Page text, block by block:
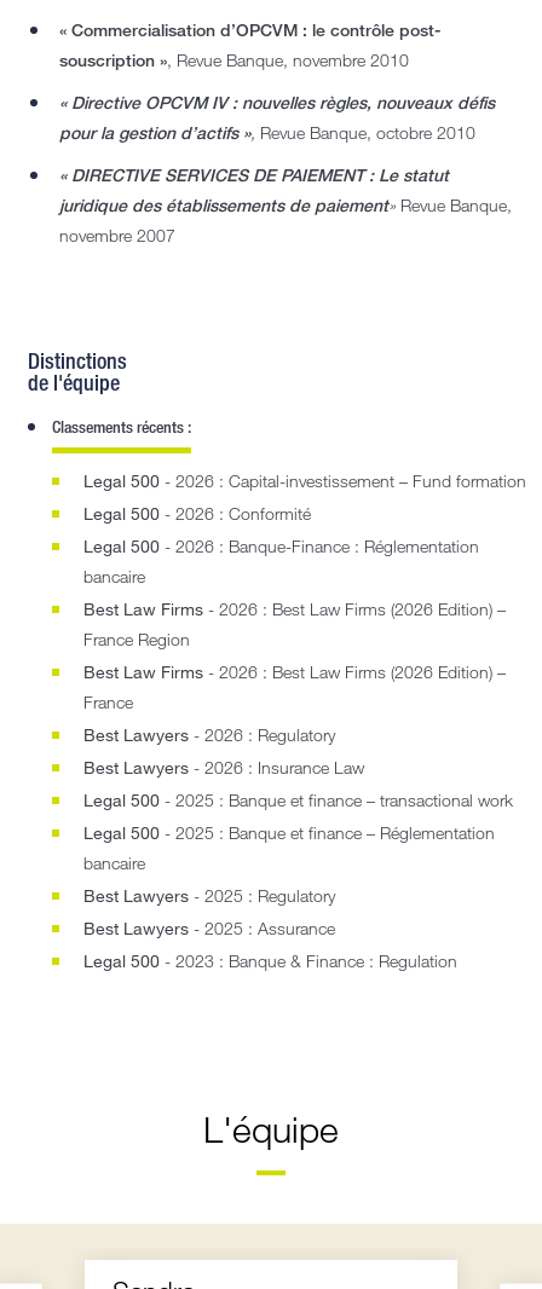
« Commercialisation d’OPCVM : le contrôle post-
souscription », Revue Banque, novembre 2010
« Directive OPCVM IV : nouvelles règles, nouveaux défis
pour la gestion d’actifs », Revue Banque, octobre 2010
« DIRECTIVE SERVICES DE PAIEMENT : Le statut
juridique des établissements de paiement» Revue Banque,
novembre 2007
Distinctions
de l'équipe
Classements récents :
Legal 500 - 2026 : Capital-investissement – Fund formation
Legal 500 - 2026 : Conformité
Legal 500 - 2026 : Banque-Finance : Réglementation
bancaire
Best Law Firms - 2026 : Best Law Firms (2026 Edition) –
France Region
Best Law Firms - 2026 : Best Law Firms (2026 Edition) –
France
Best Lawyers - 2026 : Regulatory
Best Lawyers - 2026 : Insurance Law
Legal 500 - 2025 : Banque et finance – transactional work
Legal 500 - 2025 : Banque et finance – Réglementation
bancaire
Best Lawyers - 2025 : Regulatory
Best Lawyers - 2025 : Assurance
Legal 500 - 2023 : Banque & Finance : Regulation
L'équipe